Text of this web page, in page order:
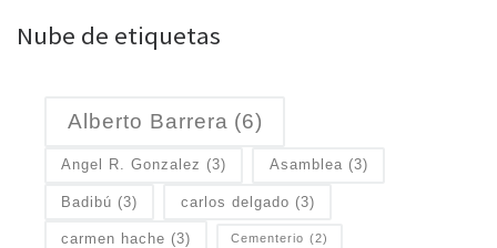
Nube de etiquetas
Alberto Barrera (6)
Angel R. Gonzalez (3) Asamblea (3)
Badibú (3) carlos delgado (3)
carmen hache (3) Cementerio (2)